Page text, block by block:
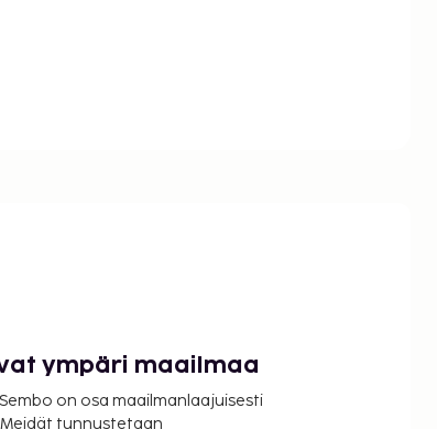
ympäri maailmaa
on osa maailmanlaajuisesti
tunnustetaan